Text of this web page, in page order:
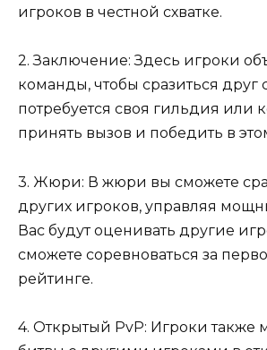
игроков в честной схватке.
2. Заключение: Здесь игроки
команды, чтобы сразиться друг
потребуется своя гильдия или
принять вызов и победить в
3. Жюри: В жюри вы сможете
других игроков, управляя
Вас будут оценивать другие
сможете соревноваться за
рейтинге.
4. Открытый PvP: Игроки также